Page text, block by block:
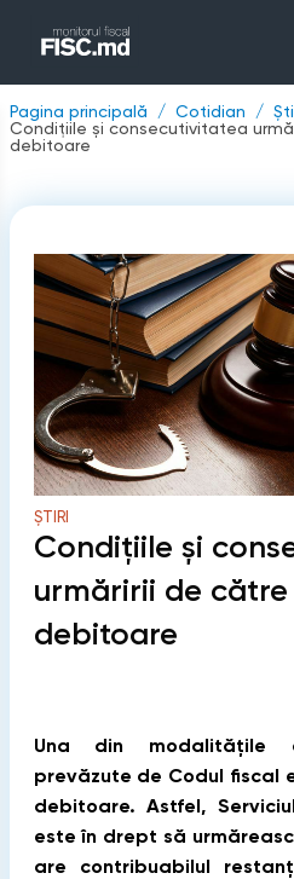
Pagina principală Cotidian
Condițiile și consecutivitatea
debitoare
ȘTIRI
Condițiile și
urmăririi de către
debitoare
Una din modalitățile
prevăzute de Codul fiscal
debitoare. Astfel,
este în drept să
are contribuabilul